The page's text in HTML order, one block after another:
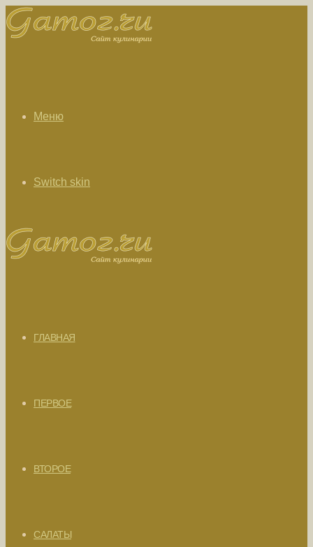
Меню
Switch skin
ГЛАВНАЯ
ПЕРВОЕ
ВТОРОЕ
САЛАТЫ